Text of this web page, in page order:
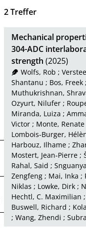
2Treffer
Mechanical
304-ADC
strength (2025)
Wolfs, Rob ;
Shantanu ; Bos, Freek
Muthukrishnan,
Ozyurt, Nilufer ;
Miranda, Luiza ;
Victor ; Monte, Renate
Lombois‑Burger,
Harbouz, Ilhame ;
Mostert, Jean‑Pierre ;
Rahal, Said ;
Zengfeng ; Mai, Inka ;
Niklas ; Lowke, Dirk ;
Hechtl, C. Maximilian
Buswell, Richard ;
; Wang, Zhendi ;